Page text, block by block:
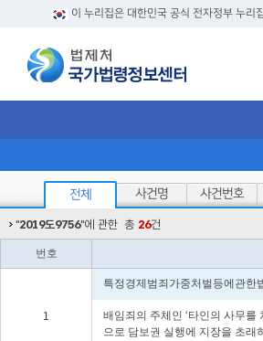
이 누리집은 대한민국 공식 전자정부 누리
전체 사건명 사건번호
"2019도9756"에 관한 총 26건
번호
1
특정경제범죄가중처벌등에관한
배임죄의 주체인 ‘타인의 사무
으로 담보권 실행에 지장을 초래